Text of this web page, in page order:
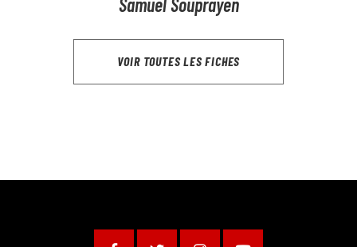
VOIR TOUTES LES FICHES